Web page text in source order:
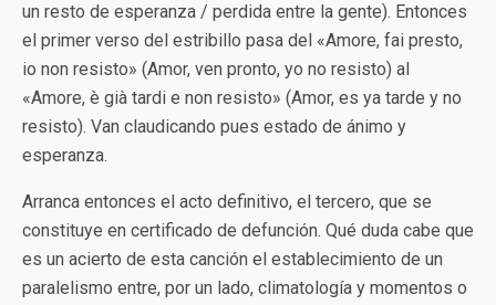
un resto de esperanza / perdida entre la gente). Entonces
el primer verso del estribillo pasa del «Amore, fai presto,
io non resisto» (Amor, ven pronto, yo no resisto) al
«Amore, è già tardi e non resisto» (Amor, es ya tarde y no
resisto). Van claudicando pues estado de ánimo y
esperanza.
Arranca entonces el acto definitivo, el tercero, que se
constituye en certificado de defunción. Qué duda cabe que
es un acierto de esta canción el establecimiento de un
paralelismo entre, por un lado, climatología y momentos o